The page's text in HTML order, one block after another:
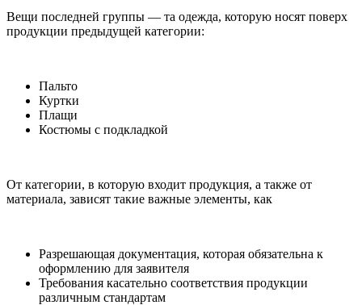
Вещи последней группы — та одежда, которую носят поверх
продукции предыдущей категории:
Пальто
Куртки
Плащи
Костюмы с подкладкой
От категории, в которую входит продукция, а также от
материала, зависят такие важные элементы, как
Разрешающая документация, которая обязательна к
оформлению для заявителя
Требования касательно соответствия продукции
различным стандартам